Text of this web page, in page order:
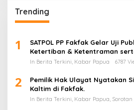
Trending
1
SATPOL PP Fakfak Gelar Uji
Ketertiban & Ketentraman
Masyarakat
In Berita Terkini, Kabar Papua 6787
2
Pemilik Hak Ulayat Nyatakan
Kaltim di Fakfak.
In Berita Terkini, Kabar Papua, Sorotan